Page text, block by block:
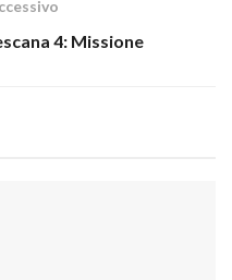
4: Missione